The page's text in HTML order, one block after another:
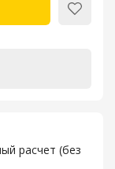
расчет (без